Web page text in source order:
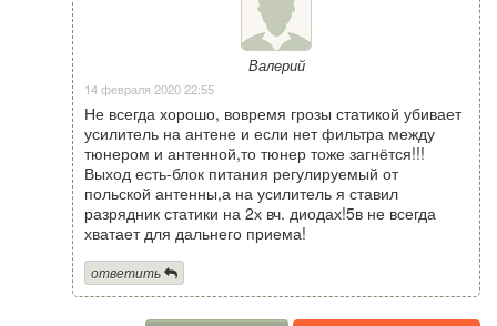
Валерий
14 февраля 2020 22:55
Не всегда хорошо, вовремя грозы статикой убивает
усилитель на антене и если нет фильтра между
тюнером и антенной,то тюнер тоже загнётся!!!
Выход есть-блок питания регулируемый от
польской антенны,а на усилитель я ставил
разрядник статики на 2х вч. диодах!5в не всегда
хватает для дальнего приема!
ответить